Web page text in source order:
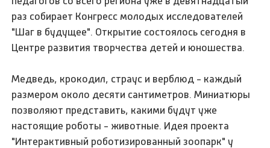
раз собирает Конгресс молодых исследователей
"Шаг в будущее". Открытие состоялось сегодня в
Центре развития творчества детей и юношества.
Медведь, крокодил, страус и верблюд - каждый
размером около десяти сантиметров. Миниатюры
позволяют представить, какими будут уже
настоящие роботы - животные. Идея проекта
"Интерактивный роботизированный зоопарк" у